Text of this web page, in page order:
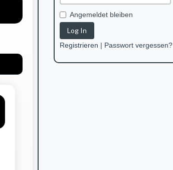
Angemeldet bleiben
Log In
Registrieren | Passwort vergessen?